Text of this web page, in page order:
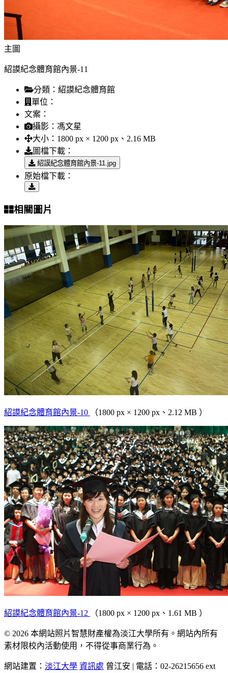
主圖
紹謨紀念體育館內景-11
分類： 紹謨紀念體育館
單位：
文案：
攝影： 馮文星
大小： 1800 px × 1200 px、2.16 MB
圖檔下載：
紹謨紀念體育館內景-11.jpg
原始檔下載：
相關圖片
紹謨紀念體育館內景-10 （1800 px × 1200 px、2.12 MB ）
紹謨紀念體育館內景-12 （1800 px × 1200 px、1.61 MB ）
© 2026 本網站照片智慧財產權為淡江大學所有。網站內所有
素材限校內活動使用，不得從事商業行為。
網站建置： 淡江大學 資訊處 曾江安 | 電話：02-26215656 ext